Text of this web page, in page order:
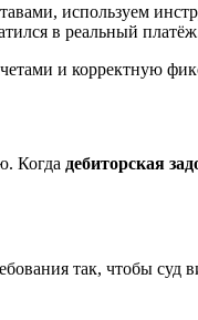
используем
в реальный
и корректную
Когда дебиторская
так, чтобы суд